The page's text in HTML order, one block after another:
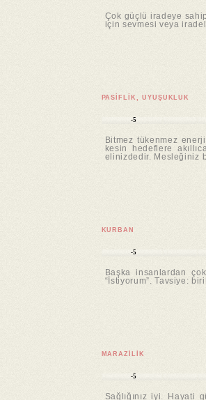
Çok güçlü iradeye
için sevmesi veya
PASIFLIK, UYUŞUKLUK
-5
Bitmez tükenmez
kesin hedeflere
elinizdedir. Mesleğiniz
KURBAN
-5
Başka insanlardan
“İstiyorum”. Tavsiye:
MARAZILIK
-5
Sağlığınız iyi. Hayati